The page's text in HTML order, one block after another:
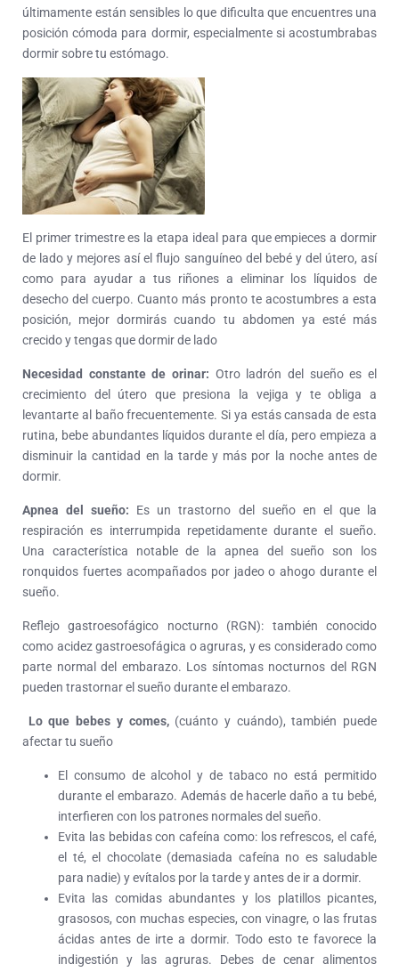
últimamente están sensibles lo que dificulta que encuentres una
posición cómoda para dormir, especialmente si acostumbrabas
dormir sobre tu estómago.
El primer trimestre es la etapa ideal para que empieces a dormir
de lado y mejores así el flujo sanguíneo del bebé y del útero, así
como para ayudar a tus riñones a eliminar los líquidos de
desecho del cuerpo. Cuanto más pronto te acostumbres a esta
posición, mejor dormirás cuando tu abdomen ya esté más
crecido y tengas que dormir de lado
Necesidad constante de orinar: Otro ladrón del sueño es el
crecimiento del útero que presiona la vejiga y te obliga a
levantarte al baño frecuentemente. Si ya estás cansada de esta
rutina, bebe abundantes líquidos durante el día, pero empieza a
disminuir la cantidad en la tarde y más por la noche antes de
dormir.
Apnea del sueño: Es un trastorno del sueño en el que la
respiración es interrumpida repetidamente durante el sueño.
Una característica notable de la apnea del sueño son los
ronquidos fuertes acompañados por jadeo o ahogo durante el
sueño.
Reflejo gastroesofágico nocturno (RGN): también conocido
como acidez gastroesofágica o agruras, y es considerado como
parte normal del embarazo. Los síntomas nocturnos del RGN
pueden trastornar el sueño durante el embarazo.
Lo que bebes y comes, (cuánto y cuándo), también puede
afectar tu sueño
El consumo de alcohol y de tabaco no está permitido
durante el embarazo. Además de hacerle daño a tu bebé,
interfieren con los patrones normales del sueño.
Evita las bebidas con cafeína como: los refrescos, el café,
el té, el chocolate (demasiada cafeína no es saludable
para nadie) y evítalos por la tarde y antes de ir a dormir.
Evita las comidas abundantes y los platillos picantes,
grasosos, con muchas especies, con vinagre, o las frutas
ácidas antes de irte a dormir. Todo esto te favorece la
indigestión y las agruras. Debes de cenar alimentos